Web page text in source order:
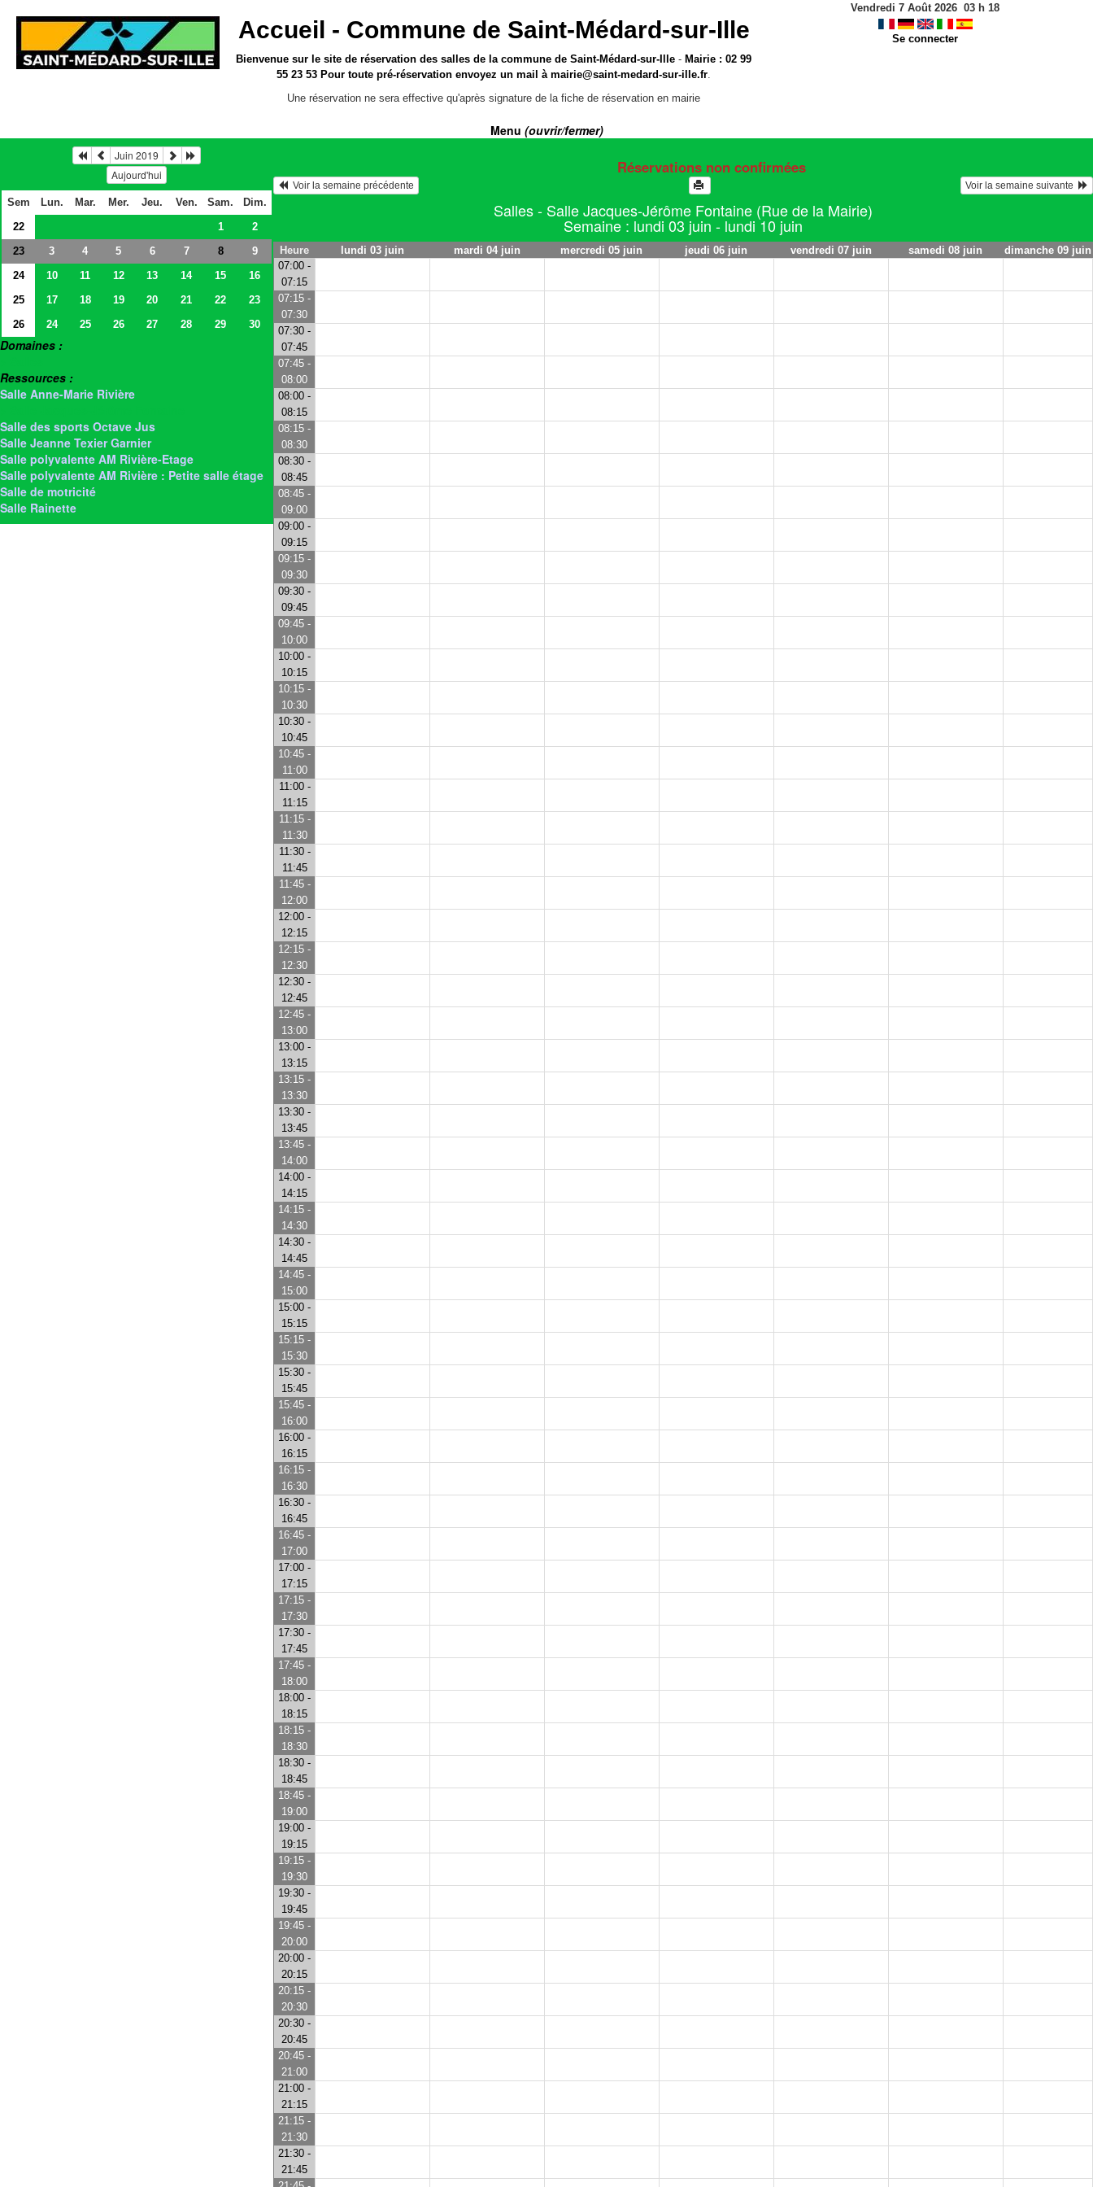
Accueil - Commune de Saint-Médard-sur-Ille
Bienvenue sur le sitede réservation des salles de la commune de Saint-Médard-sur-Ille - Mairie : 02 99
55 23 53 Pour toute pré-réservation envoyez un mail àmairie@saint-medard-sur-ille.fr.
Une réservation ne sera effective qu'après signature de la fiche de réservation en mairie
Vendredi 7 Août 2026 03 h 18
Se connecter
Menu (ouvrir/fermer)
Juin 2019
Aujourd'hui
Sem Lun. Mar. Mer. Jeu. Ven. Sam.
Dim.
22
1
2
23
3 4 5 6 7 8
9
24
10 11 12 13 14 15
16
25
17 18 19 20 21 22
23
26
24 25 26 27 28 29 30
Domaines :
Ressources :
Salle Anne-Marie Rivière
Salle des sports Octave Jus
Salle Jeanne Texier Garnier
Salle polyvalente AM Rivière-Etage
Salle polyvalente AM Rivière : Petite salle étage
Salle de motricité
Salle Rainette
Réservations non confirmées
  Voir la semaine précédente
Voir la semaine suivante
Salles - Salle Jacques-Jérôme Fontaine (Rue de la Mairie)
Semaine : lundi 03 juin - lundi 10 juin
Heure lundi 03 juin mardi 04 juin mercredi 05 juin jeudi 06 juin vendredi 07 juin samedi 08 juin
dimanche 09 juin
07:00 -
07:15
07:15 -
07:30
07:30 -
07:45
07:45 -
08:00
08:00 -
08:15
08:15 -
08:30
08:30 -
08:45
08:45 -
09:00
09:00 -
09:15
09:15 -
09:30
09:30 -
09:45
09:45 -
10:00
10:00 -
10:15
10:15 -
10:30
10:30 -
10:45
10:45 -
11:00
11:00 -
11:15
11:15 -
11:30
11:30 -
11:45
11:45 -
12:00
12:00 -
12:15
12:15 -
12:30
12:30 -
12:45
12:45 -
13:00
13:00 -
13:15
13:15 -
13:30
13:30 -
13:45
13:45 -
14:00
14:00 -
14:15
14:15 -
14:30
14:30 -
14:45
14:45 -
15:00
15:00 -
15:15
15:15 -
15:30
15:30 -
15:45
15:45 -
16:00
16:00 -
16:15
16:15 -
16:30
16:30 -
16:45
16:45 -
17:00
17:00 -
17:15
17:15 -
17:30
17:30 -
17:45
17:45 -
18:00
18:00 -
18:15
18:15 -
18:30
18:30 -
18:45
18:45 -
19:00
19:00 -
19:15
19:15 -
19:30
19:30 -
19:45
19:45 -
20:00
20:00 -
20:15
20:15 -
20:30
20:30 -
20:45
20:45 -
21:00
21:00 -
21:15
21:15 -
21:30
21:30 -
21:45